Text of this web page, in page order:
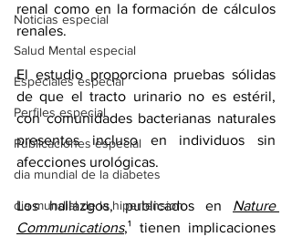
Noticias especial
Salud Mental especial
Especiales especial
Perfiles especial
Publicaciones especial
dia mundial de la diabetes
dia mundial de la hipertension
renal como en la formación de cálculos
renales.
El estudio proporciona pruebas sólidas
de que el tracto urinario no es estéril,
con comunidades bacterianas naturales
presentes incluso en individuos sin
afecciones urológicas.
Los hallazgos, publicados en Nature
Communications,¹ tienen implicaciones